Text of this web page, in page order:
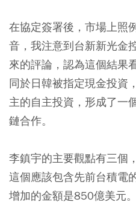
在協定簽署後，市場上照
音，我注意到台新新光金
來的評論，認為這個結果
同於日韓被指定現金投資
主的自主投資，形成了一
鏈合作。
李鎮宇的主要觀點有三個
這個應該包含先前台積電
增加的金額是850億美元